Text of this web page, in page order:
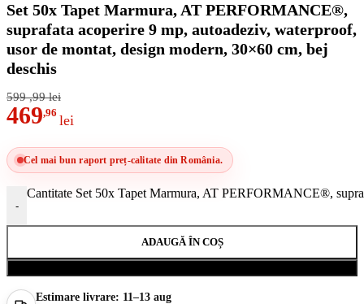
Set 50x Tapet Marmura, AT PERFORMANCE®,
suprafata acoperire 9 mp, autoadeziv, waterproof,
usor de montat, design modern, 30×60 cm, bej
deschis
599 ,99 lei
469,96 lei
Cel mai bun raport preț-calitate din România.
-
Cantitate Set 50x Tapet Marmura, AT PERFORMANCE®,
ADAUGĂ ÎN COȘ
Estimare livrare: 11–13 aug